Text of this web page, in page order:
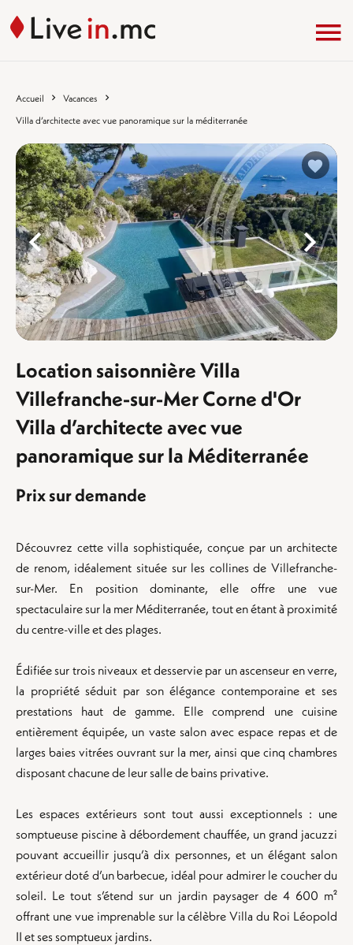
Accueil
Vacances
Villa d’architecte avec vue panoramique sur la méditerranée
%}
Location saisonnière Villa
Villefranche-sur-Mer Corne d'Or
Villa d’architecte avec vue
panoramique sur la Méditerranée
Prix sur demande
Découvrez cette villa sophistiquée, conçue par un architecte
de renom, idéalement située sur les collines de Villefranche-
sur-Mer. En position dominante, elle offre une vue
spectaculaire sur la mer Méditerranée, tout en étant à proximité
du centre-ville et des plages.
Édifiée sur trois niveaux et desservie par un ascenseur en verre,
la propriété séduit par son élégance contemporaine et ses
prestations haut de gamme. Elle comprend une cuisine
entièrement équipée, un vaste salon avec espace repas et de
larges baies vitrées ouvrant sur la mer, ainsi que cinq chambres
disposant chacune de leur salle de bains privative.
Les espaces extérieurs sont tout aussi exceptionnels : une
somptueuse piscine à débordement chauffée, un grand jacuzzi
pouvant accueillir jusqu’à dix personnes, et un élégant salon
extérieur doté d’un barbecue, idéal pour admirer le coucher du
soleil. Le tout s’étend sur un jardin paysager de 4 600 m²
offrant une vue imprenable sur la célèbre Villa du Roi Léopold
II et ses somptueux jardins.